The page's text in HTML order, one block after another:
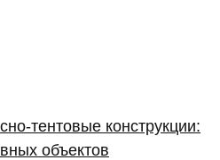
конструкции:
объектов